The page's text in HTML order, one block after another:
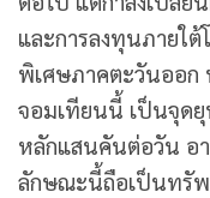
และการลงทุนภายใต้
พิเศษภาคตะวันออก
จอมเทียนนี้ เป็นจุด
หลักแสนคันต่อวัน อ
ลักษณะนี้ถือเป็นทรัพ